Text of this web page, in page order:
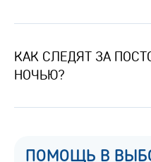
ПОМОЩЬ В
КАК СЛЕДЯТ ЗА
НОЧЬЮ?